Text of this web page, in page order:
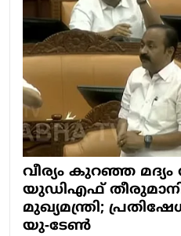
വീര്യം കുറഞ്ഞ
യുഡിഎഫ്
മുഖ്യമന്ത്രി;
യു-ടേണ്‍